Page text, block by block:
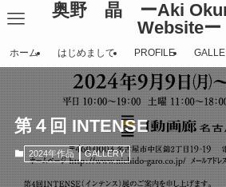
奥野 晶 ーAki
Websiteー
ホーム はじめまして PROFILE
第４回 INTENSE
2024年作品 GALLERY